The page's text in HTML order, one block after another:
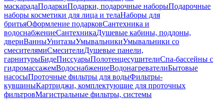
маскарадаПодаркиПодарки, подарочные наборыПодарочные
наборы косметики для лица и телаНаборы для
бритьяОформление подарковСантехника и
водоснабжениеСантехникаДушевые кабины, поддоны,
двериВанныУнитазыУмывальникиУмывальники со
смесителямиСмесителиДушевые панели,
гарнитурыБидеПиссуарыПолотенцесушителиСпа-бассейны с
гидромассажемВодоснабжениеВодонагревателиБытовые
насосыПроточные фильтры для водыФильтры-
кувшиныКартриджи, комплектующие для проточных
фильтровМагистральные фильтры, системы